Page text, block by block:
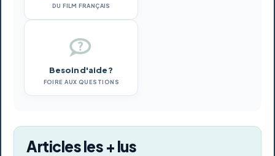
DU FILM FRANÇAIS
Besoin d'aide ?
FOIRE AUX QUESTIONS
Articles les + lus